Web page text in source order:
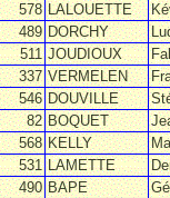
578 LALOUETTE
489 DORCHY
511 JOUDIOUX
337 VERMELEN
546 DOUVILLE
82 BOQUET
568 KELLY
531 LAMETTE
490 BAPE